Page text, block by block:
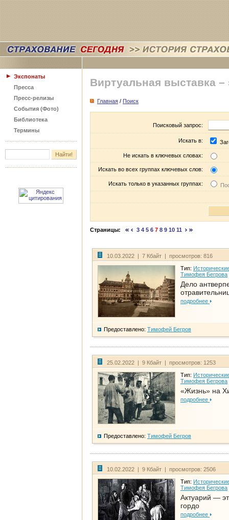
Экспонаты
Пресса
Пресс-релизы
События (Фото)
Библиотека
Термины
Виртуальная выставка –
Главная / Поиск
Поисковый запрос:
Искать в:
Не искать в ключевых словах:
Искать во всех группах ключевых слов:
Искать только в указанных группах:
Страницы: 3 4 5 6 7 8 9 10 11
10.03.2022 | 7 Кбайт | просмотров: 816
Тип:
Тимофея Бегрова
Дело
подробнее
Предоставлено: Тимофей Бегров
25.02.2022 | 9 Кбайт | просмотров: 1253
Тип:
Тимофея Бегрова
«Жизнь» на
подробнее
Предоставлено: Тимофей Бегров
10.02.2022 | 9 Кбайт | просмотров: 2506
Тип:
Тимофея Бегрова
Актуарий —
гордо
подробнее